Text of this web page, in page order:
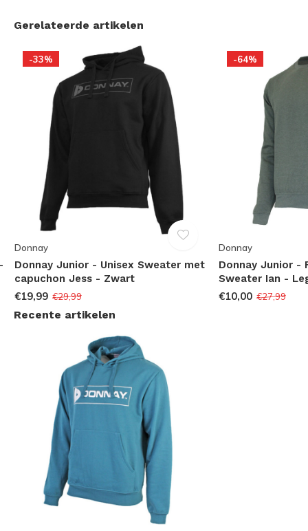
Gerelateerde artikelen
-33%
Donnay
Donnay Junior - Unisex Sweater met
capuchon Jess - Zwart
€19,99 €29,99
-64%
Donnay
Donnay Junior -
Sweater Ian -
€10,00 €27,99
Recente artikelen